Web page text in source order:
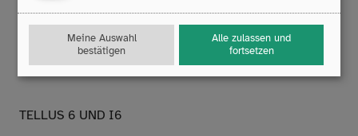
1 USB-C Anschluss
2 Taster Anschlüsse
1 Kopfhörereingang (3,5 mm)
TELLUS 6 UND I6
Meine Auswahl
bestätigen
Alle zulassen und
fortsetzen